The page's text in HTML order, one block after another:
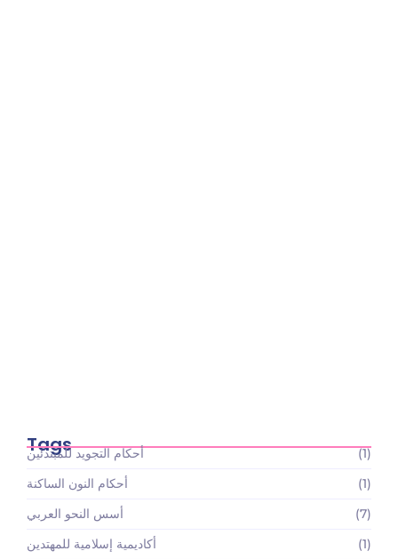
Tags
أحكام التجويد للمبتدئين
(1)
أحكام النون الساكنة
(1)
أسس النحو العربي
(7)
أكاديمية إسلامية للمهتدين
(1)